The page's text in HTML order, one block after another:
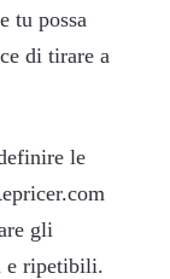
tu possa
di tirare a
le
gli
e ripetibili.